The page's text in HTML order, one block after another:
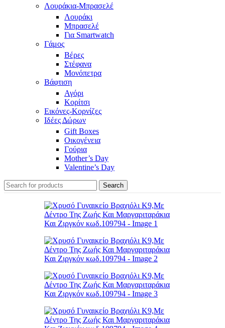
Λουράκια-Μπρασελέ
Λουράκι
Μπρασελέ
Για Smartwatch
Γάμος
Βέρες
Στέφανα
Μονόπετρα
Βάφτιση
Αγόρι
Κορίτσι
Εικόνες-Κορνίζες
Ιδέες Δώρων
Gift Boxes
Οικογένεια
Γούρια
Mother’s Day
Valentine’s Day
Search